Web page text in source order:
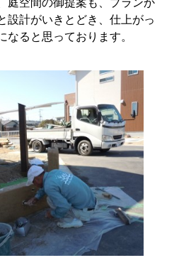
庭空間の御提案も、プランか
設計がいきとどき、仕上がっ
なると思っております。